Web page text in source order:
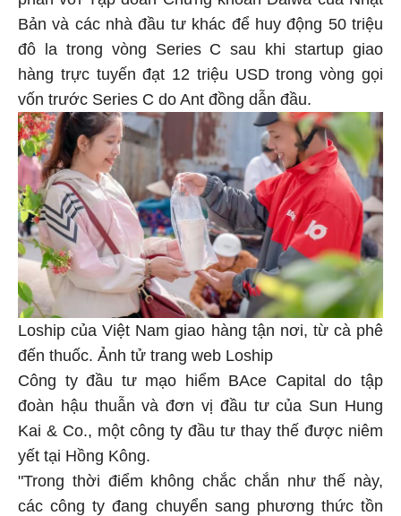
Bản và các nhà đầu tư khác để huy động 50 triệu
đô la trong vòng Series C sau khi startup giao
hàng trực tuyến đạt 12 triệu USD trong vòng gọi
vốn trước Series C do Ant đồng dẫn đầu.
Loship của Việt Nam giao hàng tận nơi, từ cà phê
đến thuốc. Ảnh tử trang web Loship
Công ty đầu tư mạo hiểm BAce Capital do tập
đoàn hậu thuẫn và đơn vị đầu tư của Sun Hung
Kai & Co., một công ty đầu tư thay thế được niêm
yết tại Hồng Kông.
"Trong thời điểm không chắc chắn như thế này,
các công ty đang chuyển sang phương thức tồn